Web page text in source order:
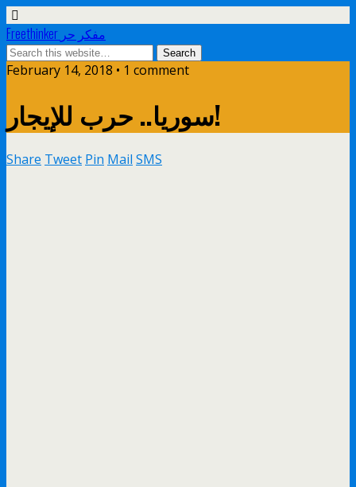
Freethinker مفكر حر
February 14, 2018 • 1 comment
سوريا.. حرب للإيجار!
Share Tweet Pin Mail SMS